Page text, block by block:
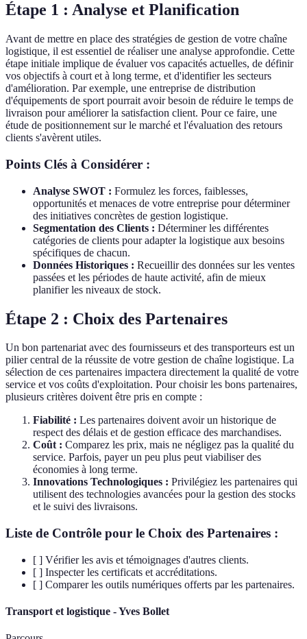
Étape 1 : Analyse et Planification
Avant de mettre en place des stratégies de gestion de votre chaîne
logistique, il est essentiel de réaliser une analyse approfondie. Cette
étape initiale implique de évaluer vos capacités actuelles, de définir
vos objectifs à court et à long terme, et d'identifier les secteurs
d'amélioration. Par exemple, une entreprise de distribution
d'équipements de sport pourrait avoir besoin de réduire le temps de
livraison pour améliorer la satisfaction client. Pour ce faire, une
étude de positionnement sur le marché et l'évaluation des retours
clients s'avèrent utiles.
Points Clés à Considérer :
Analyse SWOT : Formulez les forces, faiblesses,
opportunités et menaces de votre entreprise pour déterminer
des initiatives concrètes de gestion logistique.
Segmentation des Clients : Déterminer les différentes
catégories de clients pour adapter la logistique aux besoins
spécifiques de chacun.
Données Historiques : Recueillir des données sur les ventes
passées et les périodes de haute activité, afin de mieux
planifier les niveaux de stock.
Étape 2 : Choix des Partenaires
Un bon partenariat avec des fournisseurs et des transporteurs est un
pilier central de la réussite de votre gestion de chaîne logistique. La
sélection de ces partenaires impactera directement la qualité de votre
service et vos coûts d'exploitation. Pour choisir les bons partenaires,
plusieurs critères doivent être pris en compte :
Fiabilité : Les partenaires doivent avoir un historique de
respect des délais et de gestion efficace des marchandises.
Coût : Comparez les prix, mais ne négligez pas la qualité du
service. Parfois, payer un peu plus peut viabiliser des
économies à long terme.
Innovations Technologiques : Privilégiez les partenaires qui
utilisent des technologies avancées pour la gestion des stocks
et le suivi des livraisons.
Liste de Contrôle pour le Choix des Partenaires :
[ ] Vérifier les avis et témoignages d'autres clients.
[ ] Inspecter les certificats et accréditations.
[ ] Comparer les outils numériques offerts par les partenaires.
Transport et logistique - Yves Bollet